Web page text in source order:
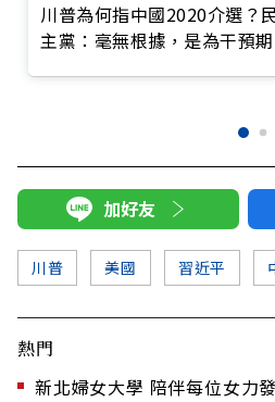
川普為何指中國2020介選？
主黨：毫無根據，是為干預
加好友
川普 美國 習近平
熱門
新北婦女大學 陪伴每位女力